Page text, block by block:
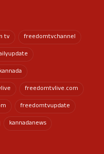
tv
freedomtvchannel
freedomtvlive.com
freedomtvupdate
kannadanews